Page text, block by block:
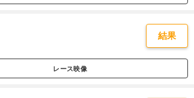
結果
レース映像